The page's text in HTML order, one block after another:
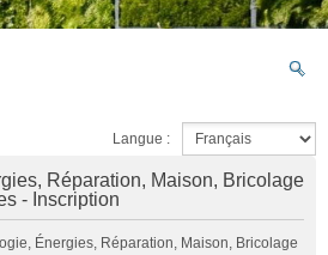
Langue :
Réparation, Maison, Bricolage
- Inscription
Énergies, Réparation, Maison, Bricolage